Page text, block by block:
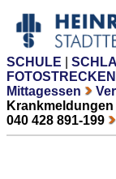
SCHULE
FOTOSTRECKEN
Mittagessen
Krankmeldungen
040 428 891-199